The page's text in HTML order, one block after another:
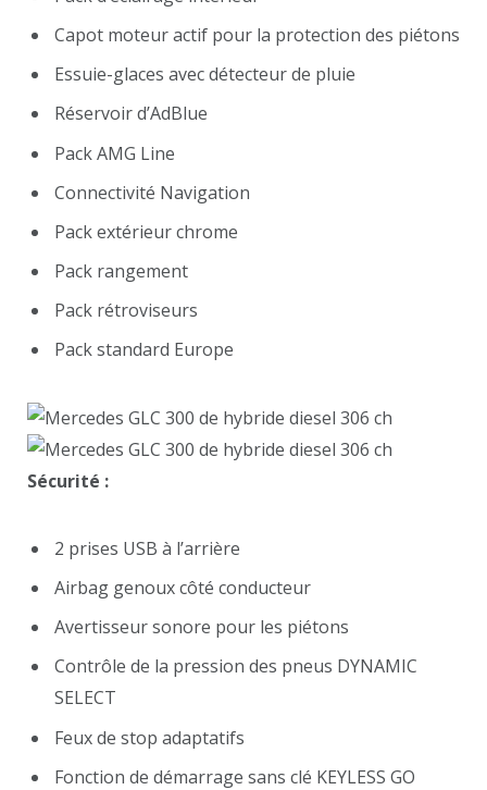
Capot moteur actif pour la protection des piétons
Essuie-glaces avec détecteur de pluie
Réservoir d’AdBlue
Pack AMG Line
Connectivité Navigation
Pack extérieur chrome
Pack rangement
Pack rétroviseurs
Pack standard Europe
Sécurité :
2 prises USB à l’arrière
Airbag genoux côté conducteur
Avertisseur sonore pour les piétons
Contrôle de la pression des pneus DYNAMIC
SELECT
Feux de stop adaptatifs
Fonction de démarrage sans clé KEYLESS GO